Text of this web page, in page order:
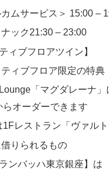
カムサービス＞ 15:00 –
ック21:30 – 23:00
ィブフロアツイン】
ィブフロア限定の特典
「マグダレーナ
らオーダーできます
1Fレストラン「ヴァル
りられるもの
ンバッハ東京銀座】は